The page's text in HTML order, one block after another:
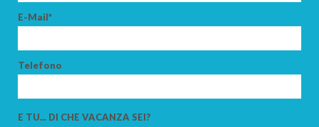
E-Mail*
Telefono
E TU... DI CHE VACANZA SEI?